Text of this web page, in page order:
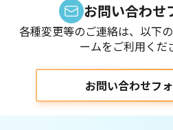
お問い合わせ
各種変更等のご連絡は、以下
ームをご利用くだ
お問い合わせフ